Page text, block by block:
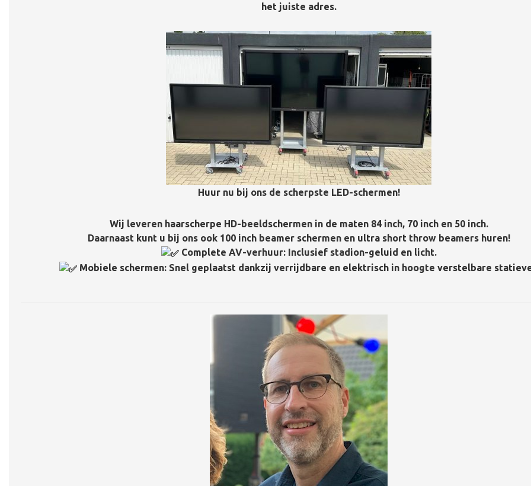
het juiste adres.
Huur nu bij ons de scherpste LED-schermen!
Wij leveren haarscherpe HD-beeldschermen in de maten 84 inch, 70 inch en 50 inch.
Daarnaast kunt u bij ons ook 100 inch beamer schermen en ultra short throw beamers huren!
Complete AV-verhuur: Inclusief stadion-geluid en licht.
Mobiele schermen: Snel geplaatst dankzij verrijdbare en elektrisch in hoogte verstelbare